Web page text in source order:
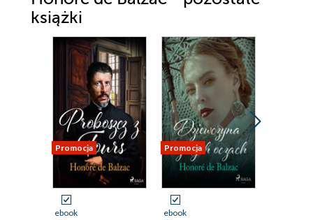
książki
Promocja
ebook
Promocja
ebook